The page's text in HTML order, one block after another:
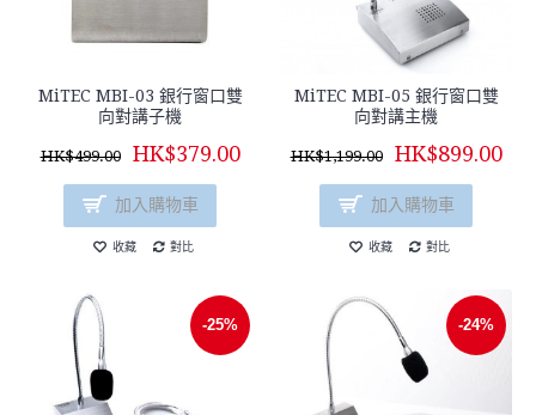
MiTEC MBI-03 銀行窗口雙
向對講子機
HK$499.00 HK$379.00
加入購物車
收藏 對比
MiTEC MBI-05 銀行窗口雙
向對講主機
HK$1,199.00 HK$899.00
加入購物車
收藏 對比
-25% -24%